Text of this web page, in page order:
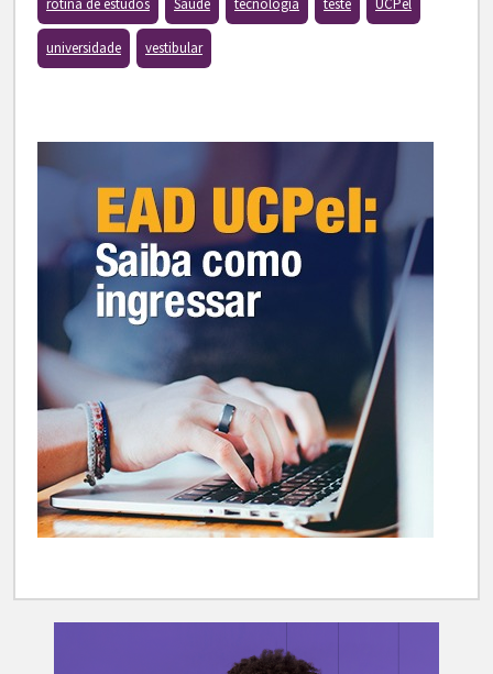
universidade vestibular